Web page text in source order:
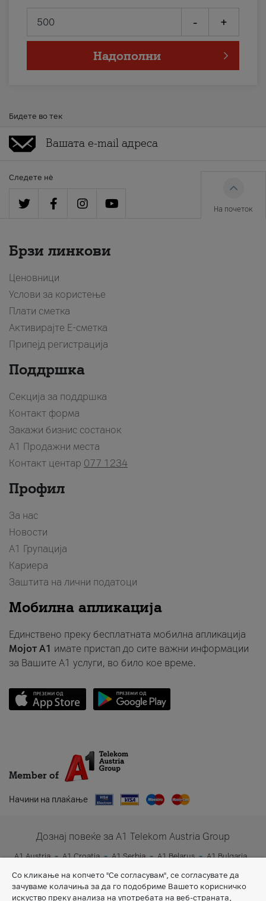
- +
Надополни
Бидете во тек
Следете нè
На почеток
Брзи линкови
Ценовници
Услови за користење
Плати сметка
Активирајте Е-сметка
Припејд регистрација
Поддршка
Секција за поддршка
Контакт форма
Закажи бизнис состанок
A1 Продажни места
Контакт центар 077 1234
Профил
За нас
Новости
А1 Групација
Кариера
Заштита на лични податоци
Мобилна апликација
Единствено преку бесплатната мобилна апликација
Мојот A1 имате пристап до сите важни информации
за Вашите A1 услуги, во било кое време.
Member of
Начини на плаќање
Дознај повеќе за A1 Telekom Austria Group
A1 Austria A1 Croatia A1 Serbia A1 Belarus
A1 Bulgaria
Со кликање на копчето "Се согласувам", се согласувате да
зачуваме колачиња за да го подобриме Вашето корисничко
искуство преку анализа на употребата на веб-страната,